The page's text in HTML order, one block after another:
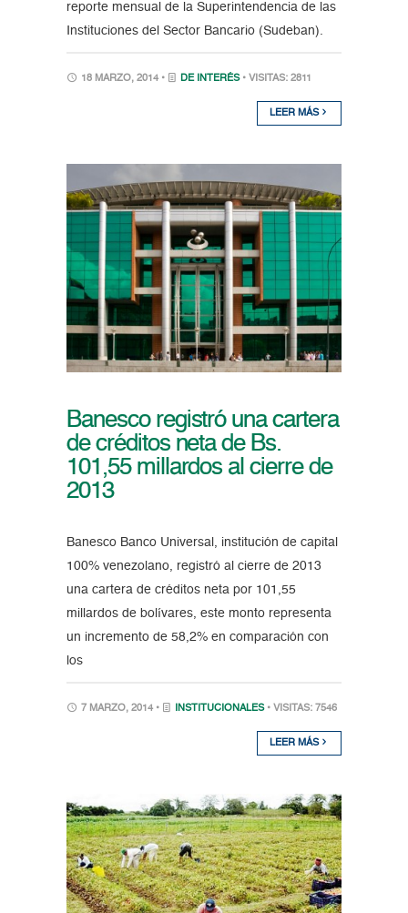
reporte mensual de la Superintendencia de las
Instituciones del Sector Bancario (Sudeban).
18 MARZO, 2014 • DE INTERÉS • VISITAS: 2811
LEER MÁS
Banesco registró una cartera
de créditos neta de Bs.
101,55 millardos al cierre de
2013
Banesco Banco Universal, institución de capital
100% venezolano, registró al cierre de 2013
una cartera de créditos neta por 101,55
millardos de bolívares, este monto representa
un incremento de 58,2% en comparación con
los
7 MARZO, 2014 • INSTITUCIONALES • VISITAS: 7546
LEER MÁS